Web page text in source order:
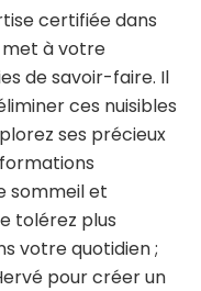
certifiée dans
met à votre
de savoir-faire. Il
ces nuisibles
ses précieux
sommeil et
tolérez plus
votre quotidien ;
pour créer un